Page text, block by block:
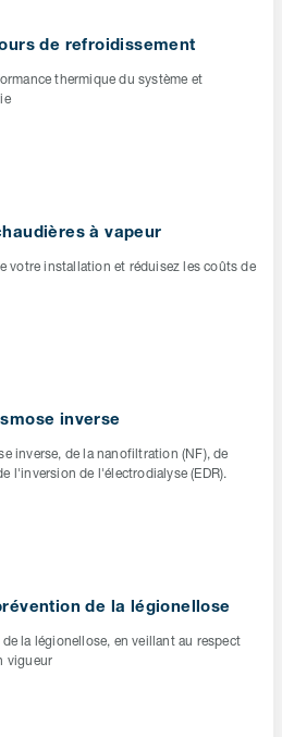
de refroidissement
thermique du système et
à vapeur
votre installation et réduisez les coûts de
inverse
inverse, de la nanofiltration (NF), de
l'inversion de l'électrodialyse (EDR).
de la légionellose
la légionellose, en veillant au respect
vigueur